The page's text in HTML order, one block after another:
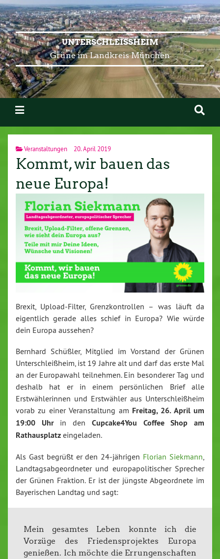
UNTERSCHLEISSHEIM
Grüne im Landkreis München
Veranstaltungen 20. April 2019
Kommt, wir bauen das
neue Europa!
Brexit, Upload-Filter, Grenzkontrollen – was läuft da
eigentlich gerade alles schief in Europa? Wie würde
dein Europa aussehen?
Bernhard Schüßler, Mitglied im Vorstand der Grünen
Unterschleißheim, ist 19 Jahre alt und darf das erste Mal
an der Europawahl teilnehmen. Ein besonderer Tag und
deshalb hat er in einem persönlichen Brief alle
Erstwählerinnen und Erstwähler aus Unterschleißheim
vorab zu einer Veranstaltung am Freitag, 26. April um
19:00 Uhrin den Cupcake4You Coffee Shop am
Rathausplatz eingeladen.
Als Gast begrüßt er den 24-jährigen Florian Siekmann,
Landtagsabgeordneter und europapolitischer Sprecher
der Grünen Fraktion. Er ist der jüngste Abgeordnete im
Bayerischen Landtag und sagt:
Mein gesamtes Leben konnte ich die
Vorzüge des Friedensprojektes Europa
genießen. Ich möchte die Errungenschaften